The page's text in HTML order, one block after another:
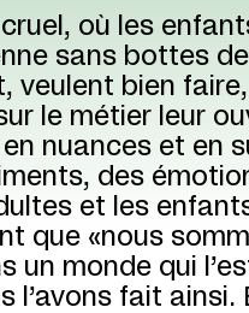
où les
sans bottes
veulent bien
le métier leur
nuances et en
des
et les
que «nous
un monde qui
l’avons fait ainsi.